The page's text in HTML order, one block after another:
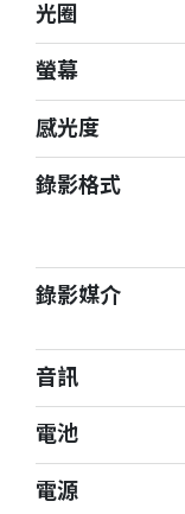
光圈
螢幕
感光度
錄影格式
錄影媒介
音訊
電池
電源